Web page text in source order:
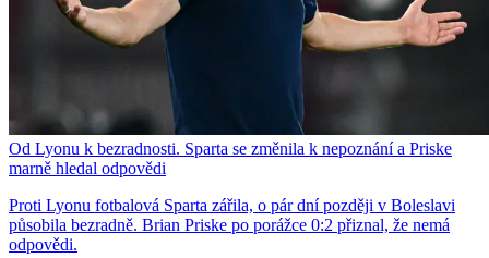
Od Lyonu k bezradnosti. Sparta se změnila k nepoznání a Priske
marně hledal odpovědi
Proti Lyonu fotbalová Sparta zářila, o pár dní později v Boleslavi
působila bezradně. Brian Priske po porážce 0:2 přiznal, že nemá
odpovědi.